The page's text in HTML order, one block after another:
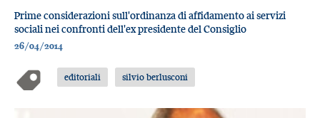
Prime considerazioni sull'ordinanza di affidamento ai servizi
sociali nei confronti dell'ex presidente del Consiglio
26/04/2014
editoriali silvio berlusconi